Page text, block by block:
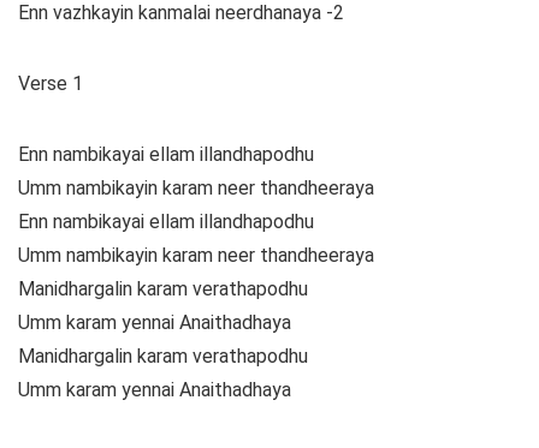
Enn vazhkayin kanmalai neerdhanaya -2
Verse 1
Enn nambikayai ellam illandhapodhu
Umm nambikayin karam neer thandheeraya
Enn nambikayai ellam illandhapodhu
Umm nambikayin karam neer thandheeraya
Manidhargalin karam verathapodhu
Umm karam yennai Anaithadhaya
Manidhargalin karam verathapodhu
Umm karam yennai Anaithadhaya